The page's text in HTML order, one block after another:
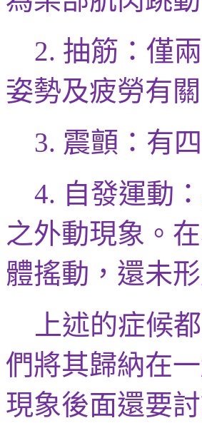
2. 抽筋：僅
姿勢及疲勞有
3. 震顫：有
4. 自發運動
之外動現象。
體搖動，還未
上述的症候
們將其歸納在
現象後面還要討